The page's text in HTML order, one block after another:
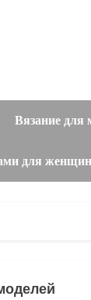
Вязание
для женщин